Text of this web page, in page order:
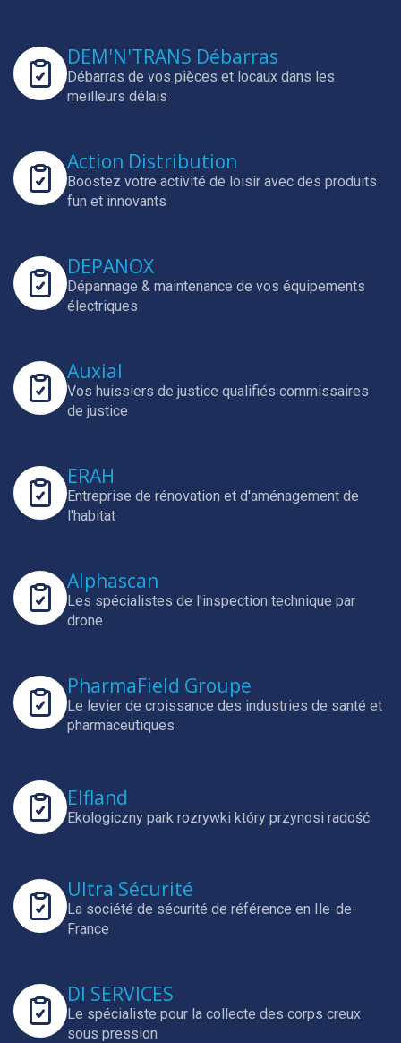
DEM'N'TRANS Débarras
Débarras de vos pièces et locaux dans les
meilleurs délais
Action Distribution
Boostez votre activité de loisir avec des produits
fun et innovants
DEPANOX
Dépannage & maintenance de vos équipements
électriques
Auxial
Vos huissiers de justice qualifiés commissaires
de justice
ERAH
Entreprise de rénovation et d'aménagement de
l'habitat
Alphascan
Les spécialistes de l'inspection technique par
drone
PharmaField Groupe
Le levier de croissance des industries de santé et
pharmaceutiques
Elfland
Ekologiczny park rozrywki który przynosi radość
Ultra Sécurité
La société de sécurité de référence en Ile-de-
France
DI SERVICES
Le spécialiste pour la collecte des corps creux
sous pression